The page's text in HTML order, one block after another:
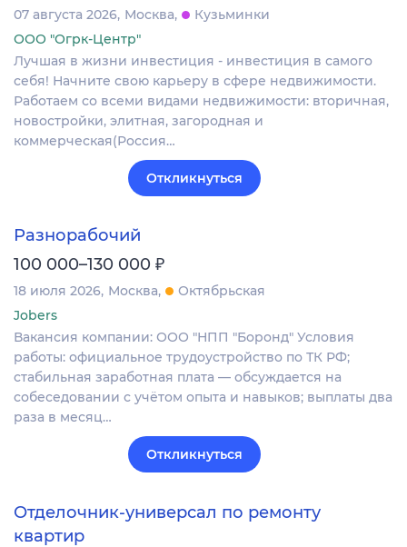
07 августа 2026 Москва
Кузьминки
ООО "Огрк-Центр"
Лучшая в жизни инвестиция - инвестиция в самого
себя! Начните свою карьеру в сфере недвижимости.
Работаем со всеми видами недвижимости: вторичная,
новостройки, элитная, загородная и
коммерческая(Россия…
Откликнуться
Разнорабочий
100 000–130 000 ₽
18 июля 2026 Москва
Октябрьская
Jobers
Вакансия компании: ООО "НПП "Боронд" Условия
работы: официальное трудоустройство по ТК РФ;
стабильная заработная плата — обсуждается на
собеседовании с учётом опыта и навыков; выплаты два
раза в месяц…
Откликнуться
Отделочник-универсал по ремонту
квартир